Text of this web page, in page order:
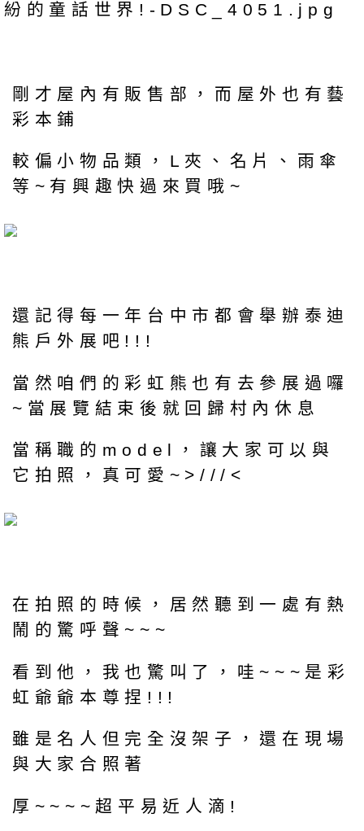
剛才屋內有販售部，而屋外也有藝
彩本鋪
較偏小物品類，L夾、名片、雨傘
等~有興趣快過來買哦~
還記得每一年台中市都會舉辦泰迪
熊戶外展吧!!!
當然咱們的彩虹熊也有去參展過囉
~當展覽結束後就回歸村內休息
當稱職的model，讓大家可以與
它拍照，真可愛~>///<
在拍照的時候，居然聽到一處有熱
鬧的驚呼聲~~~
看到他，我也驚叫了，哇~~~是彩
虹爺爺本尊捏!!!
雖是名人但完全沒架子，還在現場
與大家合照著
厚~~~~超平易近人滴!